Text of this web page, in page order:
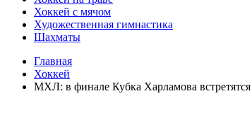
Хоккей с мячом
Художественная гимнастика
Шахматы
Главная
Хоккей
МХЛ: в финале Кубка Харламова